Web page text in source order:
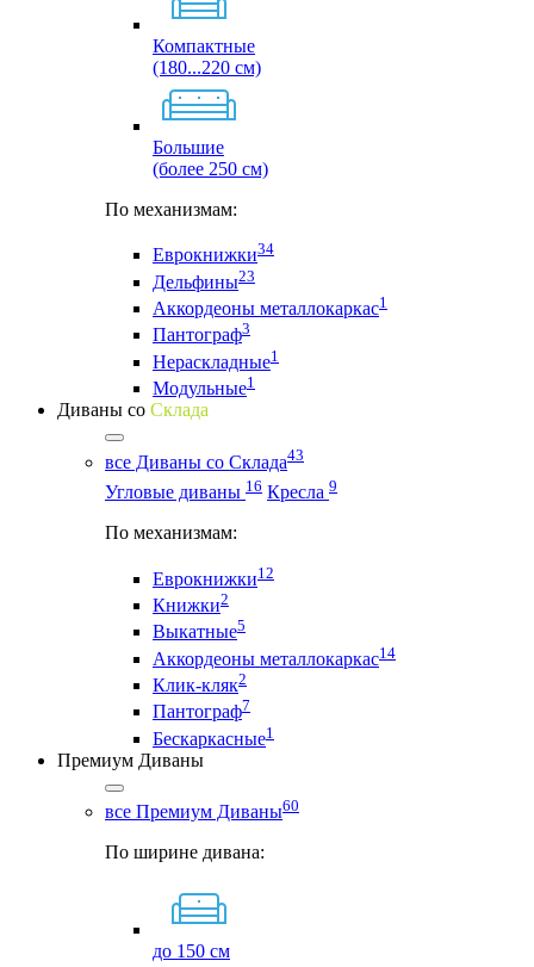
Компактные
(180...220 см)
Большие
(более 250 см)
По механизмам:
Еврокнижки34
Дельфины23
Аккордеоны металлокаркас1
Пантограф3
Нераскладные1
Модульные1
Диваны со Склада
все Диваны со Склада43
Угловые диваны 16 Кресла 9
По механизмам:
Еврокнижки12
Книжки2
Выкатные5
Аккордеоны металлокаркас14
Клик-кляк2
Пантограф7
Бескаркасные1
Премиум Диваны
все Премиум Диваны60
По ширине дивана:
до 150 см